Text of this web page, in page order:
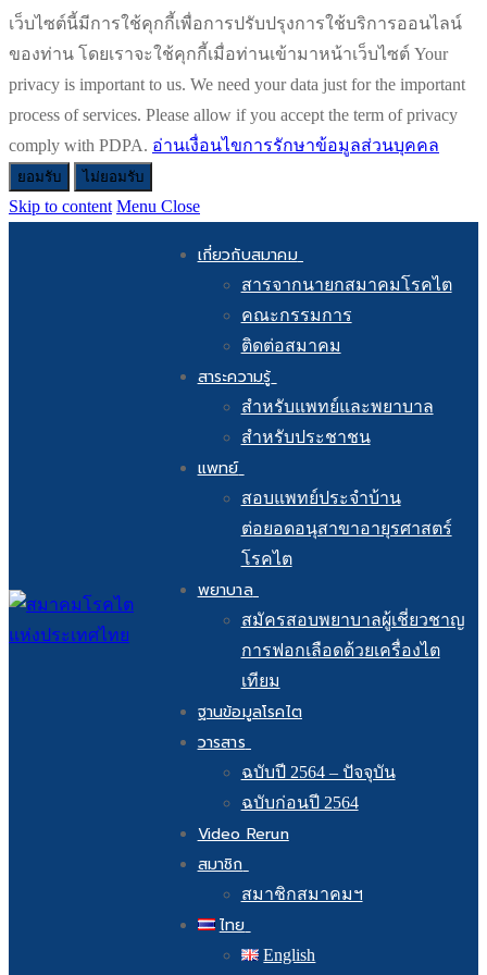
เว็บไซต์นี้มีการใช้คุกกี้เพื่อการปรับปรุงการใช้บริการออนไลน์
ของท่าน โดยเราจะใช้คุกกี้เมื่อท่านเข้ามาหน้าเว็บไซต์ Your
privacy is important to us. We need your data just for the important
process of services. Please allow if you accept the term of privacy
comply with PDPA. อ่านเงื่อนไขการรักษาข้อมูลส่วนบุคคล
ยอมรับ ไม่ยอมรับ
Skip to content Menu Close
เกี่ยวกับสมาคม
สารจากนายกสมาคมโรคไต
คณะกรรมการ
ติดต่อสมาคม
สาระความรู้
สำหรับแพทย์และพยาบาล
สำหรับประชาชน
แพทย์
สอบแพทย์ประจำบ้าน
ต่อยอดอนุสาขาอายุรศาสตร์
โรคไต
พยาบาล
สมัครสอบพยาบาลผู้เชี่ยวชาญ
การฟอกเลือดด้วยเครื่องไต
เทียม
ฐานข้อมูลโรคไต
วารสาร
ฉบับปี 2564 – ปัจจุบัน
ฉบับก่อนปี 2564
Video Rerun
สมาชิก
สมาชิกสมาคมฯ
ไทย
English